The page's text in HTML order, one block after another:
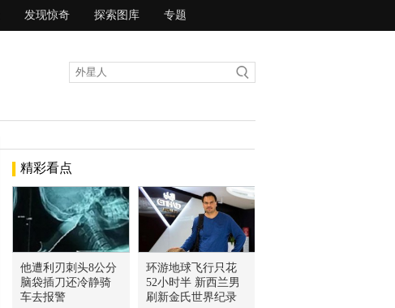
发现惊奇 探索图库 专题
精彩看点
他遭利刃刺头8公分
脑袋插刀还冷静骑
车去报警
环游地球飞行只花
52小时半 新西兰男
刷新金氏世界纪录